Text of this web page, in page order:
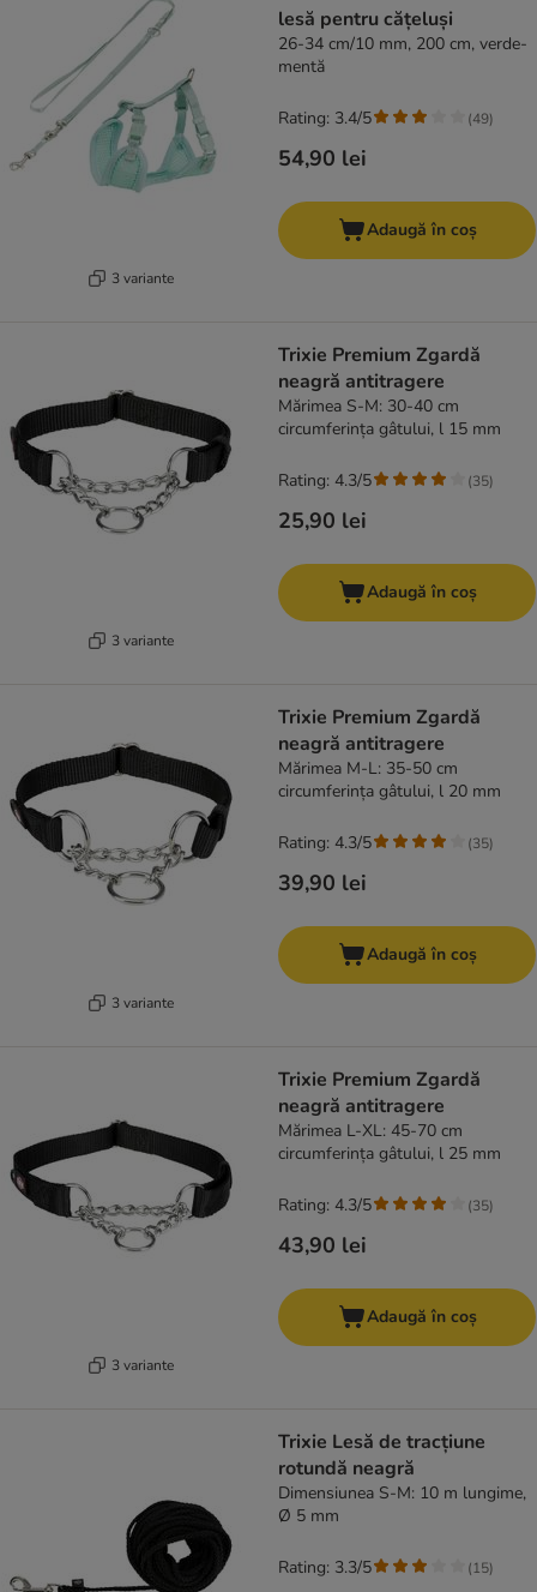
3 variante
lesă pentru cățeluși
26-34 cm/10 mm, 200 cm, verde-
mentă
54,90 lei
Rating: 3.4/5 (49)
Adaugă în coș
3 variante
Trixie Premium Zgardă
neagră antitragere
Mărimea S-M: 30-40 cm
circumferința gâtului, l 15 mm
25,90 lei
Rating: 4.3/5 (35)
Adaugă în coș
3 variante
Trixie Premium Zgardă
neagră antitragere
Mărimea M-L: 35-50 cm
circumferința gâtului, l 20 mm
39,90 lei
Rating: 4.3/5 (35)
Adaugă în coș
3 variante
Trixie Premium Zgardă
neagră antitragere
Mărimea L-XL: 45-70 cm
circumferința gâtului, l 25 mm
43,90 lei
Rating: 4.3/5 (35)
Adaugă în coș
Trixie Lesă de tracțiune
rotundă neagră
Dimensiunea S-M: 10 m lungime,
Ø 5 mm
Rating: 3.3/5 (15)